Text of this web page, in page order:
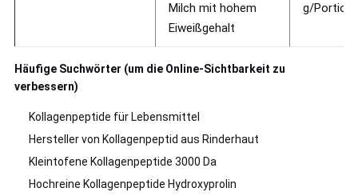
Milch mit hohem
Eiweißgehalt
g/Portion
Häufige Suchwörter (um die Online-Sichtbarkeit zu
verbessern)
Kollagenpeptide für Lebensmittel
Hersteller von Kollagenpeptid aus Rinderhaut
Kleintofene Kollagenpeptide 3000 Da
Hochreine Kollagenpeptide Hydroxyprolin